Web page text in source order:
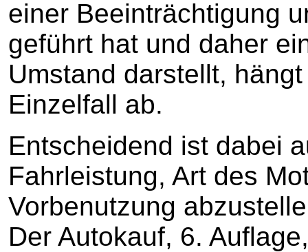
einer Beeinträchtigung
geführt hat und daher
Umstand darstellt,
Einzelfall ab.
Entscheidend ist dabei
Fahrleistung, Art des
Vorbenutzung
Der Autokauf, 6.